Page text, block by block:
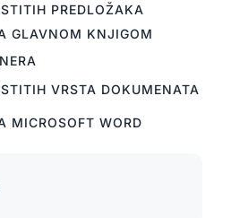
PREDLOŽAKA
GLAVNOM KNJIGOM
VRSTA DOKUMENATA
MICROSOFT WORD